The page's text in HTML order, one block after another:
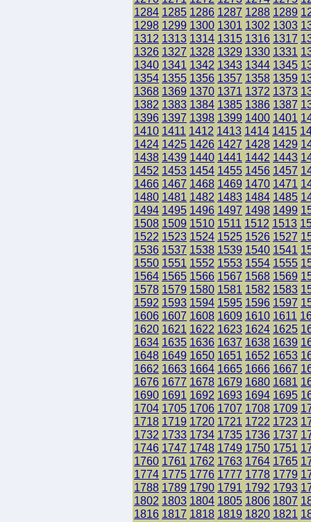
1284 1285 1286 1287 1288 1289
1298 1299 1300 1301 1302 1303
1312 1313 1314 1315 1316 1317
1326 1327 1328 1329 1330 1331
1340 1341 1342 1343 1344 1345
1354 1355 1356 1357 1358 1359
1368 1369 1370 1371 1372 1373
1382 1383 1384 1385 1386 1387
1396 1397 1398 1399 1400 1401
1410 1411 1412 1413 1414 1415
1424 1425 1426 1427 1428 1429
1438 1439 1440 1441 1442 1443
1452 1453 1454 1455 1456 1457
1466 1467 1468 1469 1470 1471
1480 1481 1482 1483 1484 1485
1494 1495 1496 1497 1498 1499
1508 1509 1510 1511 1512 1513
1522 1523 1524 1525 1526 1527
1536 1537 1538 1539 1540 1541
1550 1551 1552 1553 1554 1555
1564 1565 1566 1567 1568 1569
1578 1579 1580 1581 1582 1583
1592 1593 1594 1595 1596 1597
1606 1607 1608 1609 1610 1611
1620 1621 1622 1623 1624 1625
1634 1635 1636 1637 1638 1639
1648 1649 1650 1651 1652 1653
1662 1663 1664 1665 1666 1667
1676 1677 1678 1679 1680 1681
1690 1691 1692 1693 1694 1695
1704 1705 1706 1707 1708 1709
1718 1719 1720 1721 1722 1723
1732 1733 1734 1735 1736 1737
1746 1747 1748 1749 1750 1751
1760 1761 1762 1763 1764 1765
1774 1775 1776 1777 1778 1779
1788 1789 1790 1791 1792 1793
1802 1803 1804 1805 1806 1807
1816 1817 1818 1819 1820 1821